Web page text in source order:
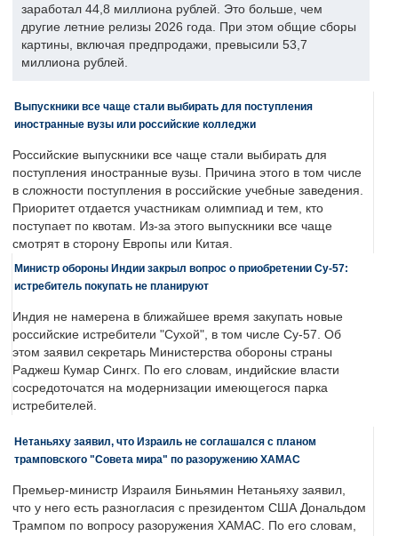
заработал 44,8 миллиона рублей. Это больше, чем
другие летние релизы 2026 года. При этом общие сборы
картины, включая предпродажи, превысили 53,7
миллиона рублей.
Выпускники все чаще стали выбирать для поступления
иностранные вузы или российские колледжи
Российские выпускники все чаще стали выбирать для
поступления иностранные вузы. Причина этого в том числе
в сложности поступления в российские учебные заведения.
Приоритет отдается участникам олимпиад и тем, кто
поступает по квотам. Из-за этого выпускники все чаще
смотрят в сторону Европы или Китая.
Министр обороны Индии закрыл вопрос о приобретении Су-57:
истребитель покупать не планируют
Индия не намерена в ближайшее время закупать новые
российские истребители "Сухой", в том числе Су-57. Об
этом заявил секретарь Министерства обороны страны
Раджеш Кумар Сингх. По его словам, индийские власти
сосредоточатся на модернизации имеющегося парка
истребителей.
Нетаньяху заявил, что Израиль не соглашался с планом
трамповского "Совета мира" по разоружению ХАМАС
Премьер-министр Израиля Биньямин Нетаньяху заявил,
что у него есть разногласия с президентом США Дональдом
Трампом по вопросу разоружения ХАМАС. По его словам,